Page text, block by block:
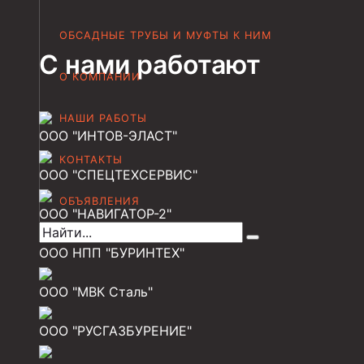
ОБСАДНЫЕ ТРУБЫ И МУФТЫ К НИМ
О КОМПАНИИ
НАШИ РАБОТЫ
КОНТАКТЫ
ОБЪЯВЛЕНИЯ
Муфта НКТ 89
Муфта НКТ 73
Муфта НКВ 60
Муфта НКТ 60
Муфта НКВ 89
Муфта НКТ 48
Муфта НКТ 33
Обсадные трубы и муфты к ним
ГОСТ 31446-2017
С нами работают
ООО "ИНТОВ-ЭЛАСТ"
ООО "СПЕЦТЕХСЕРВИС"
ООО "НАВИГАТОР-2"
ООО НПП "БУРИНТЕХ"
ООО "МВК Сталь"
ООО "РУСГАЗБУРЕНИЕ"